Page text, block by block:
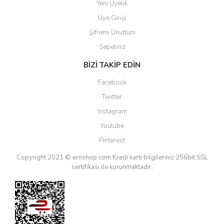
Yeni Üyelik
Üye Girişi
Şifremi Unuttum
Sepetiniz
BİZİ TAKİP EDİN
Facebook
Twitter
Instagram
Youtube
Pinterest
Copyright 2021 © ernshop.com Kredi kartı bilgileriniz 256bit SSL
sertifikası ile korunmaktadır.